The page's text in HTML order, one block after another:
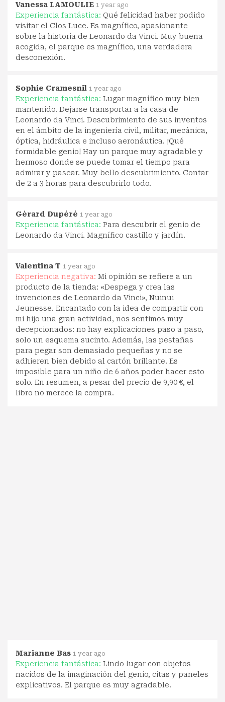
Vanessa LAMOULIE 1 year ago
Experiencia fantástica: Qué felicidad haber podido
visitar el Clos Luce. Es magnífico, apasionante
sobre la historia de Leonardo da Vinci. Muy buena
acogida, el parque es magnífico, una verdadera
desconexión.
Sophie Cramesnil 1 year ago
Experiencia fantástica: Lugar magnífico muy bien
mantenido. Dejarse transportar a la casa de
Leonardo da Vinci. Descubrimiento de sus inventos
en el ámbito de la ingeniería civil, militar, mecánica,
óptica, hidráulica e incluso aeronáutica. ¡Qué
formidable genio! Hay un parque muy agradable y
hermoso donde se puede tomar el tiempo para
admirar y pasear. Muy bello descubrimiento. Contar
de 2 a 3 horas para descubrirlo todo.
Gérard Dupéré 1 year ago
Experiencia fantástica: Para descubrir el genio de
Leonardo da Vinci. Magnífico castillo y jardín.
Valentina T 1 year ago
Experiencia negativa: Mi opinión se refiere a un
producto de la tienda: «Despega y crea las
invenciones de Leonardo da Vinci», Nuinui
Jeunesse. Encantado con la idea de compartir con
mi hijo una gran actividad, nos sentimos muy
decepcionados: no hay explicaciones paso a paso,
solo un esquema sucinto. Además, las pestañas
para pegar son demasiado pequeñas y no se
adhieren bien debido al cartón brillante. Es
imposible para un niño de 6 años poder hacer esto
solo. En resumen, a pesar del precio de 9,90 €, el
libro no merece la compra.
Marianne Bas 1 year ago
Experiencia fantástica: Lindo lugar con objetos
nacidos de la imaginación del genio, citas y paneles
explicativos. El parque es muy agradable.